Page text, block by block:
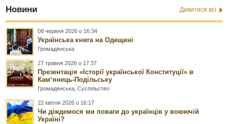
Новини Дивитися всі
08 червня 2026 о 16:34
Українська книга на Одещині
Громадянська
27 травня 2026 о 17:37
Презентація «Історії української Конституції» в
Камʼянець-Подільську
Громадянська ,Суспільство
22 квітня 2026 о 16:17
Чи діждемося ми поваги до українців у воюючій
Україні?